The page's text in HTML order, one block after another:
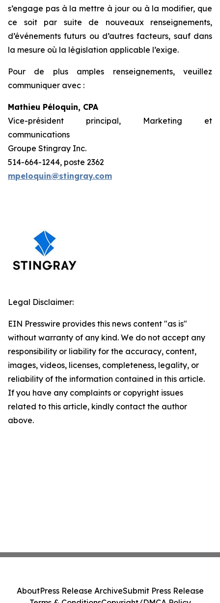
s’engage pas à la mettre à jour ou à la modifier, que
ce soit par suite de nouveaux renseignements,
d’événements futurs ou d’autres facteurs, sauf dans
la mesure où la législation applicable l’exige.
Pour de plus amples renseignements, veuillez
communiquer avec :
Mathieu Péloquin, CPA
Vice-président principal, Marketing et
communications
Groupe Stingray Inc.
514-664-1244, poste 2362
mpeloquin@stingray.com
Legal Disclaimer:
EIN Presswire provides this news content "as is"
without warranty of any kind. We do not accept any
responsibility or liability for the accuracy, content,
images, videos, licenses, completeness, legality, or
reliability of the information contained in this article.
If you have any complaints or copyright issues
related to this article, kindly contact the author
above.
AboutPress Release ArchiveSubmit Press Release